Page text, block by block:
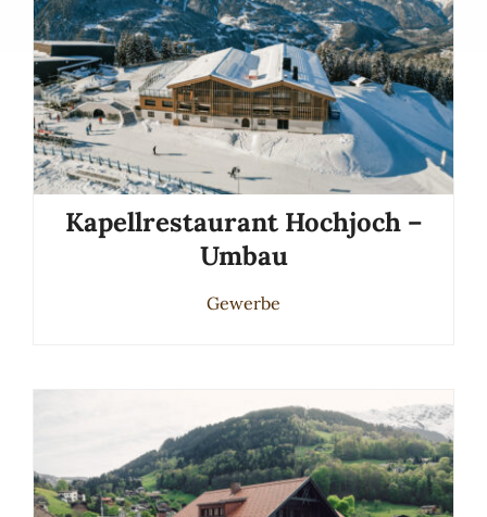
Kapellrestaurant Hochjoch –
Umbau
Gewerbe